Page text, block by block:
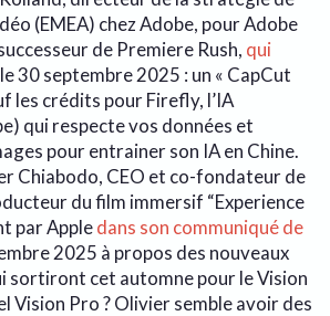
(EMEA) chez Adobe, pour Adobe
de Premiere Rush, qui
30 septembre 2025 : un « CapCut
les crédits pour Firefly, l’IA
qui respecte vos données et
pour entrainer son IA en Chine.
Chiabodo, CEO et co-fondateur de
du film immersif “Experience
par Appledans son communiqué de
2025 à propos des nouveaux
sortiront cet automne pour le Vision
Vision Pro ? Olivier semble avoir des